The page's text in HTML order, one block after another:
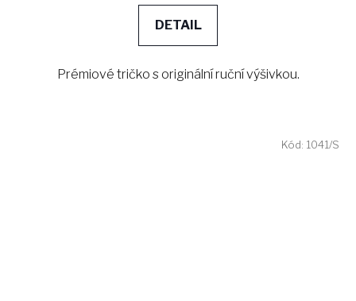
DETAIL
Prémiové tričko s originální ruční výšivkou.
Kód: 1041/S